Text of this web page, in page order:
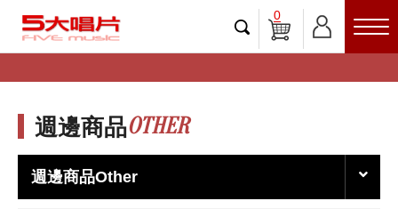
0
週邊商品OTHER
週邊商品Other